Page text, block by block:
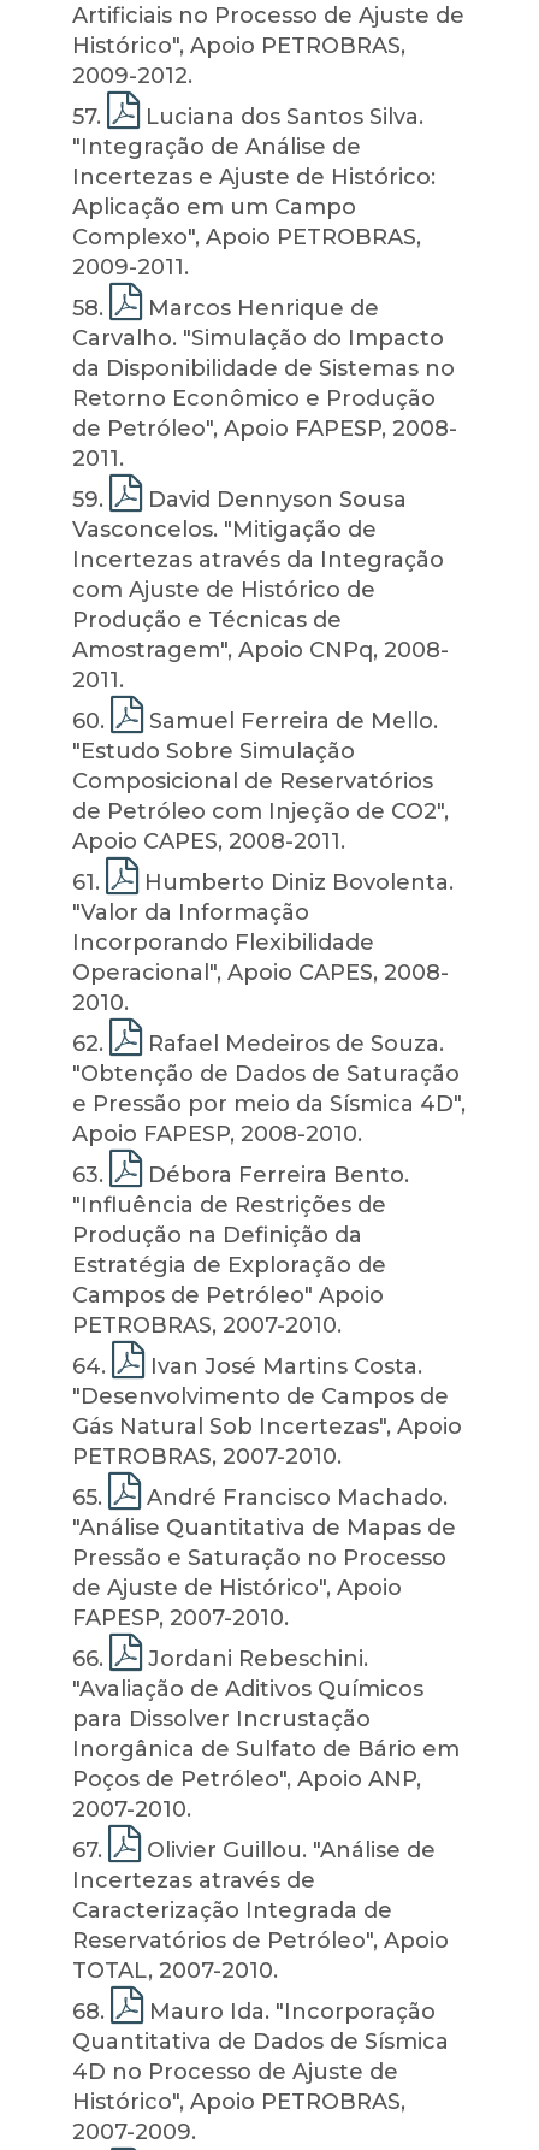
Artificiais no Processo de Ajuste de
Histórico", Apoio PETROBRAS,
2009-2012.
57.
Luciana dos Santos Silva.
"Integração de Análise de
Incertezas e Ajuste de Histórico:
Aplicação em um Campo
Complexo", Apoio PETROBRAS,
2009-2011.
58.
Marcos Henrique de
Carvalho. "Simulação do Impacto
da Disponibilidade de Sistemas no
Retorno Econômico e Produção
de Petróleo", Apoio FAPESP, 2008-
2011.
59.
David Dennyson Sousa
Vasconcelos. "Mitigação de
Incertezas através da Integração
com Ajuste de Histórico de
Produção e Técnicas de
Amostragem", Apoio CNPq, 2008-
2011.
60.
Samuel Ferreira de Mello.
"Estudo Sobre Simulação
Composicional de Reservatórios
de Petróleo com Injeção de CO2",
Apoio CAPES, 2008-2011.
61.
Humberto Diniz Bovolenta.
"Valor da Informação
Incorporando Flexibilidade
Operacional", Apoio CAPES, 2008-
2010.
62.
Rafael Medeiros de Souza.
"Obtenção de Dados de Saturação
e Pressão por meio da Sísmica 4D",
Apoio FAPESP, 2008-2010.
63.
Débora Ferreira Bento.
"Influência de Restrições de
Produção na Definição da
Estratégia de Exploração de
Campos de Petróleo" Apoio
PETROBRAS, 2007-2010.
64.
Ivan José Martins Costa.
"Desenvolvimento de Campos de
Gás Natural Sob Incertezas", Apoio
PETROBRAS, 2007-2010.
65.
André Francisco Machado.
"Análise Quantitativa de Mapas de
Pressão e Saturação no Processo
de Ajuste de Histórico", Apoio
FAPESP, 2007-2010.
66.
Jordani Rebeschini.
"Avaliação de Aditivos Químicos
para Dissolver Incrustação
Inorgânica de Sulfato de Bário em
Poços de Petróleo", Apoio ANP,
2007-2010.
67.
Olivier Guillou. "Análise de
Incertezas através de
Caracterização Integrada de
Reservatórios de Petróleo", Apoio
TOTAL, 2007-2010.
68.
Mauro Ida. "Incorporação
Quantitativa de Dados de Sísmica
4D no Processo de Ajuste de
Histórico", Apoio PETROBRAS,
2007-2009.